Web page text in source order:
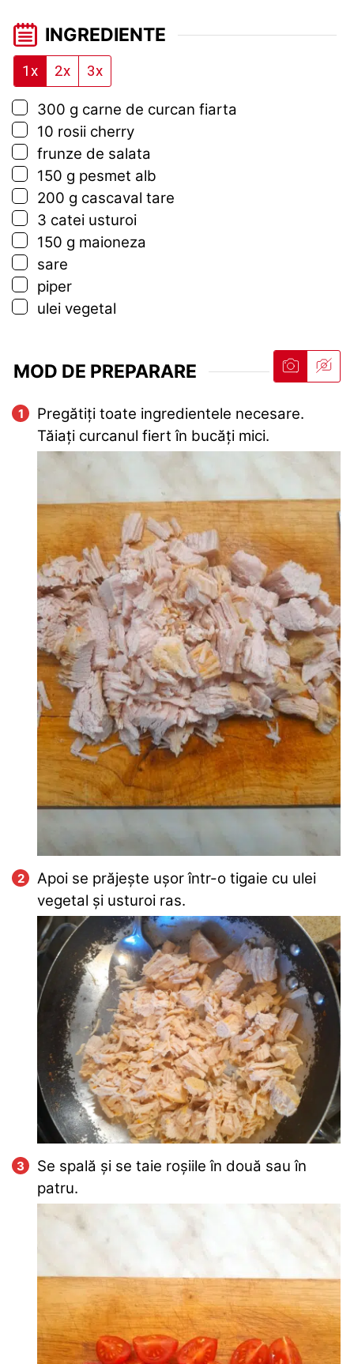
INGREDIENTE
1x 2x 3x
▢
300 g carne de curcan fiarta
▢
10 rosii cherry
▢
frunze de salata
▢
150 g pesmet alb
▢
200 g cascaval tare
▢
3 catei usturoi
▢
150 g maioneza
▢
sare
▢
piper
▢
ulei vegetal
MOD DE PREPARARE
Pregătiți toate ingredientele necesare.
Tăiați curcanul fiert în bucăți mici.
Apoi se prăjește ușor într-o tigaie cu ulei
vegetal și usturoi ras.
Se spală și se taie roșiile în două sau în
patru.